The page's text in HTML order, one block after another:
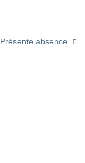
Présente absence